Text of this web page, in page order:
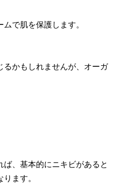
で肌を保護します。
るかもしれませんが、オーガ
、基本的にニキビがあると
ます。